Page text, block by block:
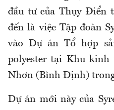
đầu tư của Thụy Điển
đến là việc Tập đoàn
vào Dự án Tổ hợp
polyester tại Khu kinh
Nhơn (Bình Định)
Dự án mới này của